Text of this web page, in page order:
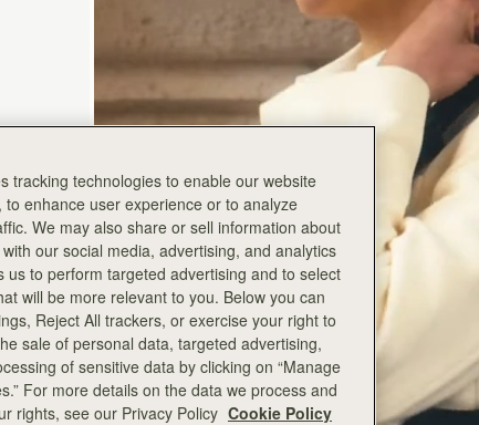
カートに追加
+8
tracking technologies to enable our website
to enhance user experience or to analyze
We may also share or sell information about
our social media, advertising, and analytics
us to perform targeted advertising and to select
will be more relevant to you. Below you can
Reject All trackers, or exercise your right to
sale of personal data, targeted advertising,
of sensitive data by clicking on “Manage
For more details on the data we process and
rights, see our Privacy Policy Cookie Policy